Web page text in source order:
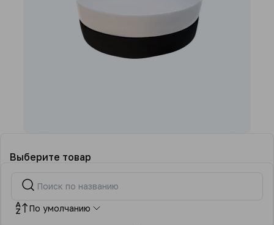
Выберите товар
По умолчанию